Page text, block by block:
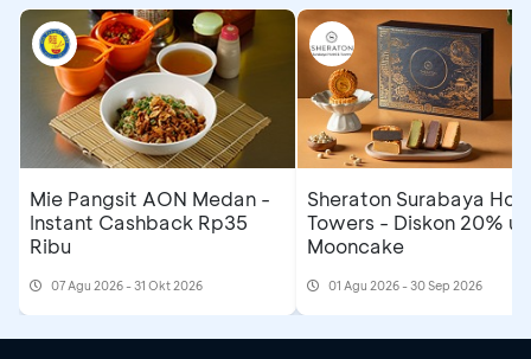
Mie Pangsit AON Medan -
Instant Cashback Rp35
Ribu
07 Agu 2026 - 31 Okt 2026
Sheraton Surabaya
Towers - Diskon 20%
Mooncake
01 Agu 2026 - 30 Sep 2026